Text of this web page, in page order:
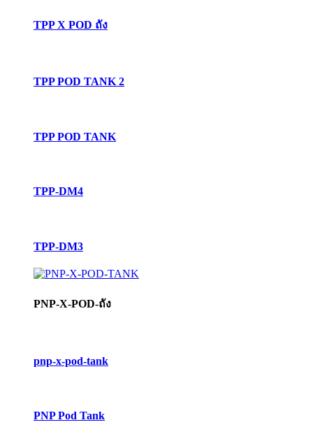
TPP X POD ถัง
TPP POD TANK 2
TPP POD TANK
TPP-DM4
TPP-DM3
PNP-X-POD-ถัง
pnp-x-pod-tank
PNP Pod Tank